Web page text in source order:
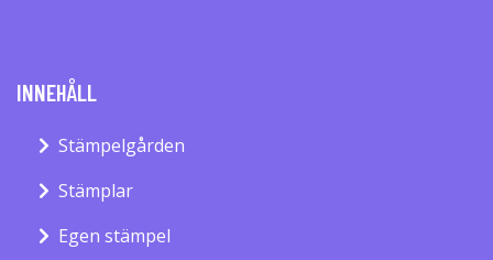
INNEHÅLL
Stämpelgården
Stämplar
Egen stämpel